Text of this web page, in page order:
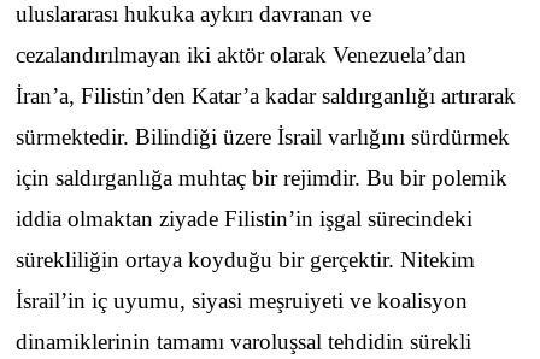
uluslararası hukuka aykırı davranan ve
cezalandırılmayan iki aktör olarak Venezuela’dan
İran’a, Filistin’den Katar’a kadar saldırganlığı artırarak
sürmektedir. Bilindiği üzere İsrail varlığını sürdürmek
için saldırganlığa muhtaç bir rejimdir. Bu bir polemik
iddia olmaktan ziyade Filistin’in işgal sürecindeki
sürekliliğin ortaya koyduğu bir gerçektir. Nitekim
İsrail’in iç uyumu, siyasi meşruiyeti ve koalisyon
dinamiklerinin tamamı varoluşsal tehdidin sürekli